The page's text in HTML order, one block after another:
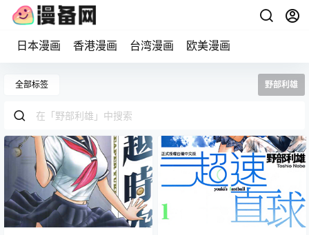
日本漫画 香港漫画 台湾漫画 欧美漫画
全部标签 野部利雄